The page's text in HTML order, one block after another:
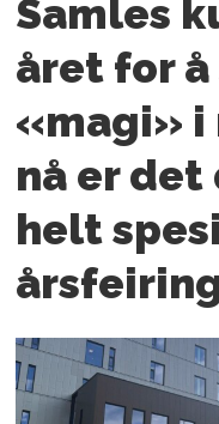
Samles
året for å
«magi» i
nå er
helt